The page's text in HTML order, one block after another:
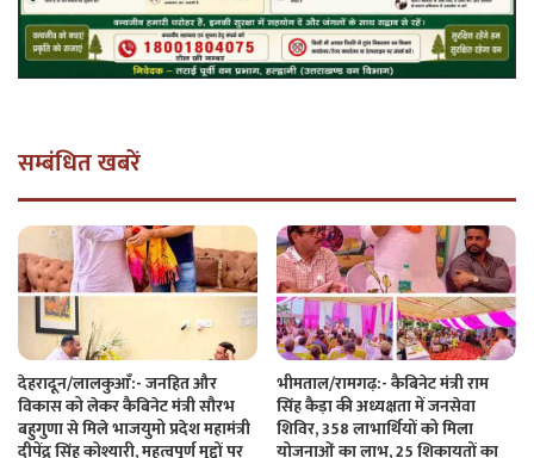
सम्बंधित खबरें
देहरादून/लालकुआँ:- जनहित और
विकास को लेकर कैबिनेट मंत्री सौरभ
बहुगुणा से मिले भाजयुमो प्रदेश महामंत्री
दीपेंद्र सिंह कोश्यारी, महत्वपूर्ण मुद्दों पर
भीमताल/रामगढ़:- कैबिनेट मंत्री राम
सिंह कैड़ा की अध्यक्षता में जनसेवा
शिविर, 358 लाभार्थियों को मिला
योजनाओं का लाभ, 25 शिकायतों का